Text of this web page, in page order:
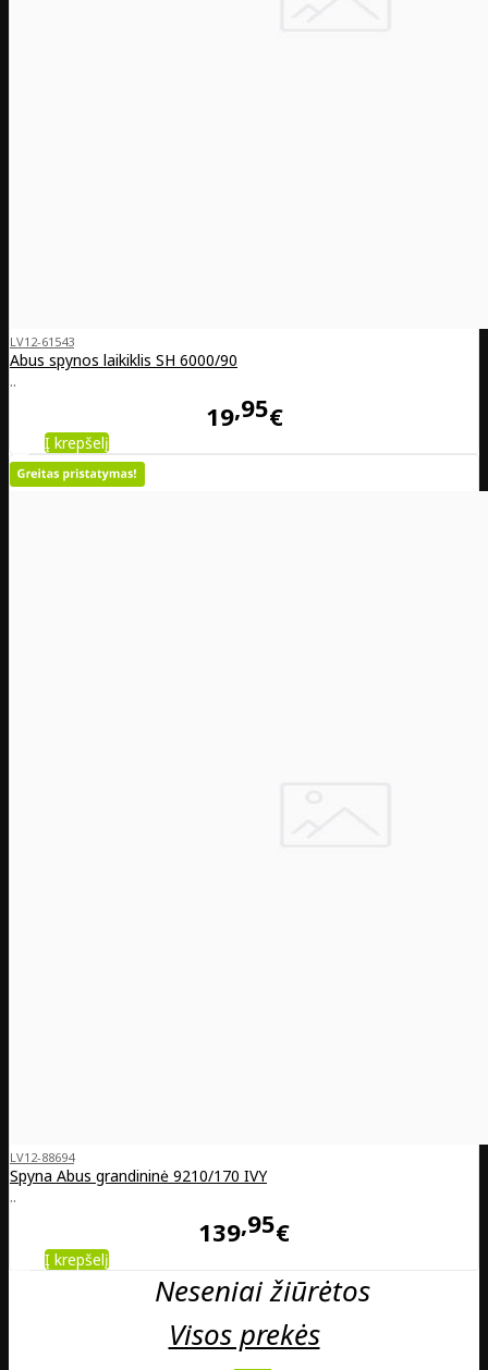
LV12-61543
Abus spynos laikiklis SH 6000/90
..
19 95€
Į krepšelį
LV12-88694
Spyna Abus grandininė 9210/170 IVY
..
139 95€
Į krepšelį
Neseniai žiūrėtos
Visos prekės